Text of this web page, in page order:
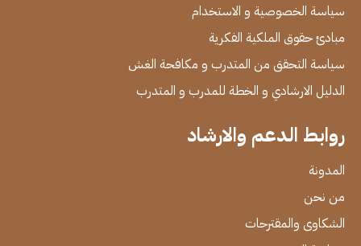
سياسة الخصوصية و الاستخدام
مبادئ حقوق الملكية الفكرية
سياسة التحقق من المتدرب و مكافحة الغش
الدليل الارشادي و الخطة للمدرب و المتدرب
روابط الدعم والارشاد
المدونة
من نحن
الشكاوى والمقترحات